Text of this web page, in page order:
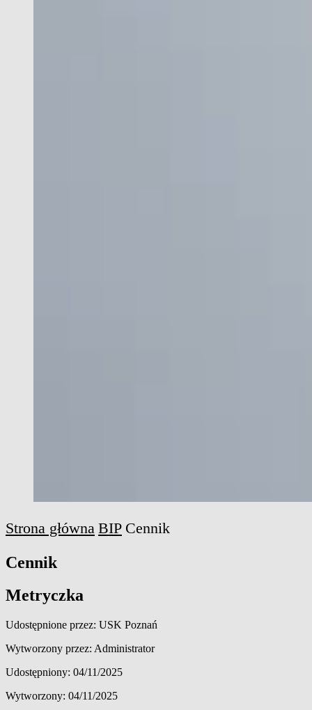
Strona główna BIP Cennik
Cennik
Metryczka
Udostępnione przez: USK Poznań
Wytworzony przez: Administrator
Udostępniony: 04/11/2025
Wytworzony: 04/11/2025